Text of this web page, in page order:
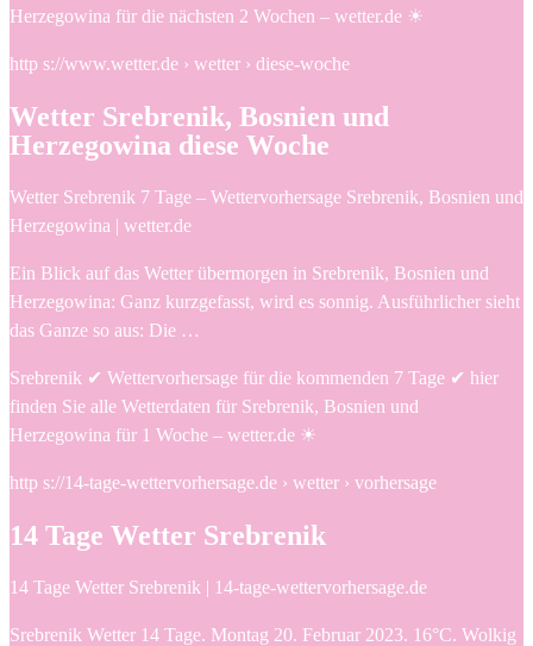
Herzegowina für die nächsten 2 Wochen – wetter.de ☀
http s://www.wetter.de › wetter › diese-woche
Wetter Srebrenik, Bosnien und
Herzegowina diese Woche
Wetter Srebrenik 7 Tage – Wettervorhersage Srebrenik, Bosnien und
Herzegowina | wetter.de
Ein Blick auf das Wetter übermorgen in Srebrenik, Bosnien und
Herzegowina: Ganz kurzgefasst, wird es sonnig. Ausführlicher sieht
das Ganze so aus: Die …
Srebrenik ✔ Wettervorhersage für die kommenden 7 Tage ✔ hier
finden Sie alle Wetterdaten für Srebrenik, Bosnien und
Herzegowina für 1 Woche – wetter.de ☀
http s://14-tage-wettervorhersage.de › wetter › vorhersage
14 Tage Wetter Srebrenik
14 Tage Wetter Srebrenik | 14-tage-wettervorhersage.de
Srebrenik Wetter 14 Tage. Montag 20. Februar 2023. 16°C. Wolkig